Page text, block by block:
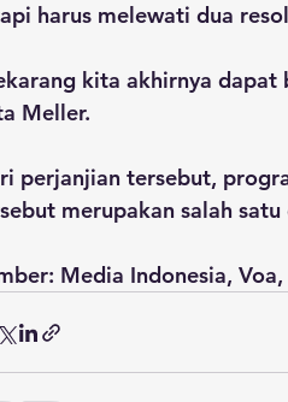
harus melewati dua
kita akhirnya
Meller.
perjanjian tersebut,
merupakan salah
Media Indonesia,